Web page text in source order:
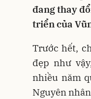
đang thay
triển của
Trước hết,
đẹp như
nhiều năm
Nguyên